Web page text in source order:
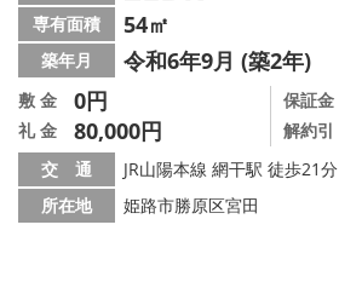
スタッフ紹介
スタッフ募集中
店舗情報·アクセス
会社概要
専有面積 54㎡
築年月 令和6年9月 (築2年)
敷 金 0円
礼 金 80,000円
保証金
解約引
交 通
JR山陽本線 網干駅 徒歩21分
所在地
姫路市勝原区宮田